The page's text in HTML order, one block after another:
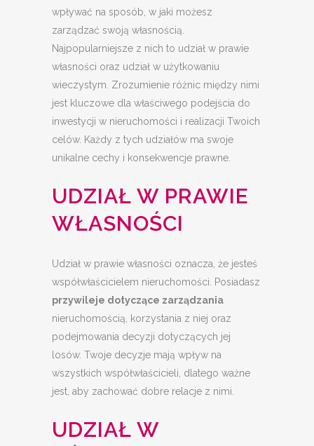
wpływać na sposób, w jaki możesz
zarządzać swoją własnością.
Najpopularniejsze z nich to udział w prawie
własności oraz udział w użytkowaniu
wieczystym. Zrozumienie różnic między nimi
jest kluczowe dla właściwego podejścia do
inwestycji w nieruchomości i realizacji Twoich
celów. Każdy z tych udziałów ma swoje
unikalne cechy i konsekwencje prawne.
UDZIAŁ W PRAWIE
WŁASNOŚCI
Udział w prawie własności oznacza, że jesteś
współwłaścicielem nieruchomości. Posiadasz
przywileje dotyczące zarządzania
nieruchomością, korzystania z niej oraz
podejmowania decyzji dotyczących jej
losów. Twoje decyzje mają wpływ na
wszystkich współwłaścicieli, dlatego ważne
jest, aby zachować dobre relacje z nimi.
UDZIAŁ W